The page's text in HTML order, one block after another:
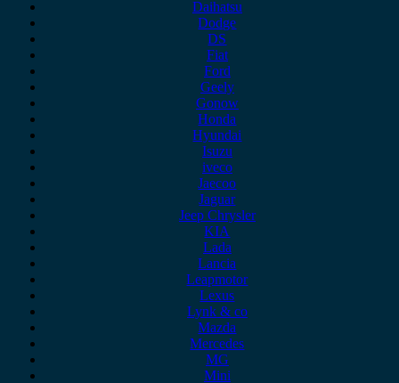
Daihatsu
Dodge
DS
Fiat
Ford
Geely
Gonow
Honda
Hyundai
Isuzu
iveco
Jaecoo
Jaguar
Jeep Chrysler
KIA
Lada
Lancia
Leapmotor
Lexus
Lynk & co
Mazda
Mercedes
MG
Mini